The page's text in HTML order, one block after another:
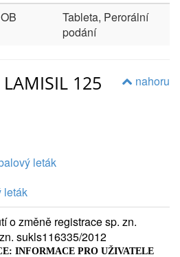
Tableta, Perorální
podání
nahoru
125
leták
leták
o změně registrace sp. zn.
sukls116335/2012
INFORMACE PRO UŽIVATELE